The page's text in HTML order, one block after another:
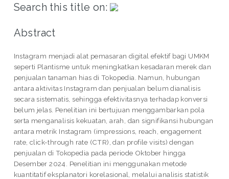
Search this title on:
Abstract
Instagram menjadi alat pemasaran digital efektif bagi UMKM
seperti Plantisme untuk meningkatkan kesadaran merek dan
penjualan tanaman hias di Tokopedia. Namun, hubungan
antara aktivitas Instagram dan penjualan belum dianalisis
secara sistematis, sehingga efektivitasnya terhadap konversi
belum jelas. Penelitian ini bertujuan menggambarkan pola
serta menganalisis kekuatan, arah, dan signifikansi hubungan
antara metrik Instagram (impressions, reach, engagement
rate, click-through rate (CTR), dan profile visits) dengan
penjualan di Tokopedia pada periode Oktober hingga
Desember 2024. Penelitian ini menggunakan metode
kuantitatif eksplanatori korelasional, melalui analisis statistik